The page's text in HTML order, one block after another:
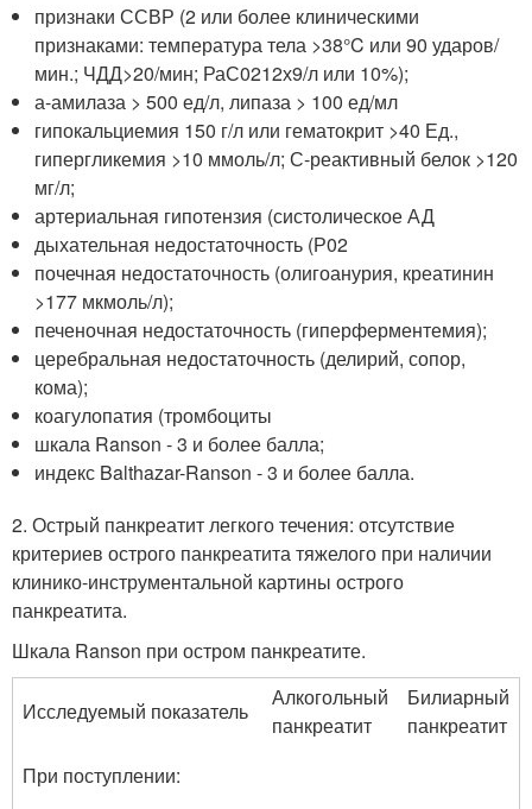
признаки ССВР (2 или более клиническими
признаками: температура тела >38°C или 90 ударов/
мин.; ЧДД>20/мин; РаС0212х9/л или 10%);
а-амилаза > 500 ед/л, липаза > 100 ед/мл
гипокальциемия 150 г/л или гематокрит >40 Ед.,
гипергликемия >10 ммоль/л; С-реактивный белок >120
мг/л;
артериальная гипотензия (систолическое АД
дыхательная недостаточность (Р02
почечная недостаточность (олигоанурия, креатинин
>177 мкмоль/л);
печеночная недостаточность (гиперферментемия);
церебральная недостаточность (делирий, сопор,
кома);
коагулопатия (тромбоциты
шкала Ranson - 3 и более балла;
индекс Balthazar-Ranson - 3 и более балла.
2. Острый панкреатит легкого течения: отсутствие
критериев острого панкреатита тяжелого при наличии
клинико-инструментальной картины острого
панкреатита.
Шкала Ranson при остром панкреатите.
Исследуемый показатель
Алкогольный
панкреатит
Билиарный
панкреатит
При поступлении: